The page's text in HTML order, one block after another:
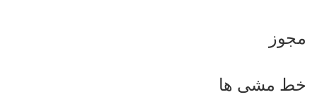
مجوز
خط مشی ها